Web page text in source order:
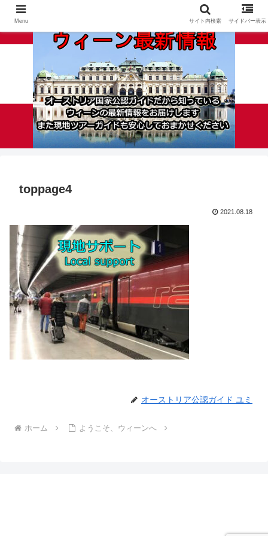
toppage4
2021.08.18
オーストリア公認ガイド ユミ
ホーム ようこそ、ウィーンへ
Menu サイト内検索 サイドバー表示